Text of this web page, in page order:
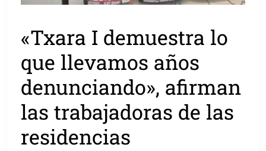
«Txara I demuestra lo
que llevamos años
denunciando», afirman
las trabajadoras de las
residencias